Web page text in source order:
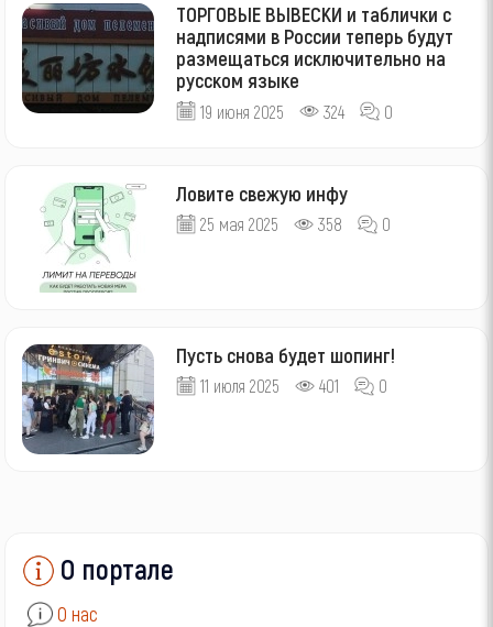
ТОРГОВЫЕ ВЫВЕСКИ и таблички с
надписями в России теперь будут
размещаться исключительно на
русском языке
19 июня 2025 324 0
Ловите свежую инфу
25 мая 2025 358 0
Пусть снова будет шопинг!
11 июля 2025 401 0
О портале
О нас